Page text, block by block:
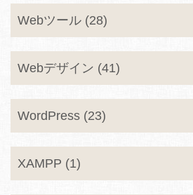
Webツール (28)
Webデザイン (41)
WordPress (23)
XAMPP (1)